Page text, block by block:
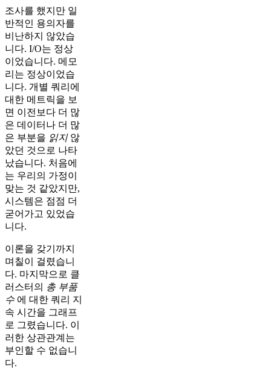
조사를 했지만 일
반적인 용의자를
비난하지 않았습
니다. I/O는 정상
이었습니다. 메모
리는 정상이었습
니다. 개별 쿼리에
대한 메트릭을 보
면 이전보다 더 많
은 데이터나 더 많
은 부분을 읽지않
았던 것으로 나타
났습니다. 처음에
는 우리의 가정이
맞는 것 같았지만,
시스템은 점점 더
굳어가고 있었습
니다.
이론을 갖기까지
며칠이 걸렸습니
다. 마지막으로 클
러스터의 총 부품
수에 대한 쿼리 지
속 시간을 그래프
로 그렸습니다. 이
러한 상관관계는
부인할 수 없습니
다.